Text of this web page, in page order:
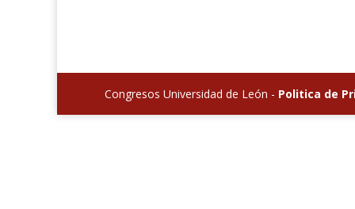
Congresos Universidad de León - Politica de